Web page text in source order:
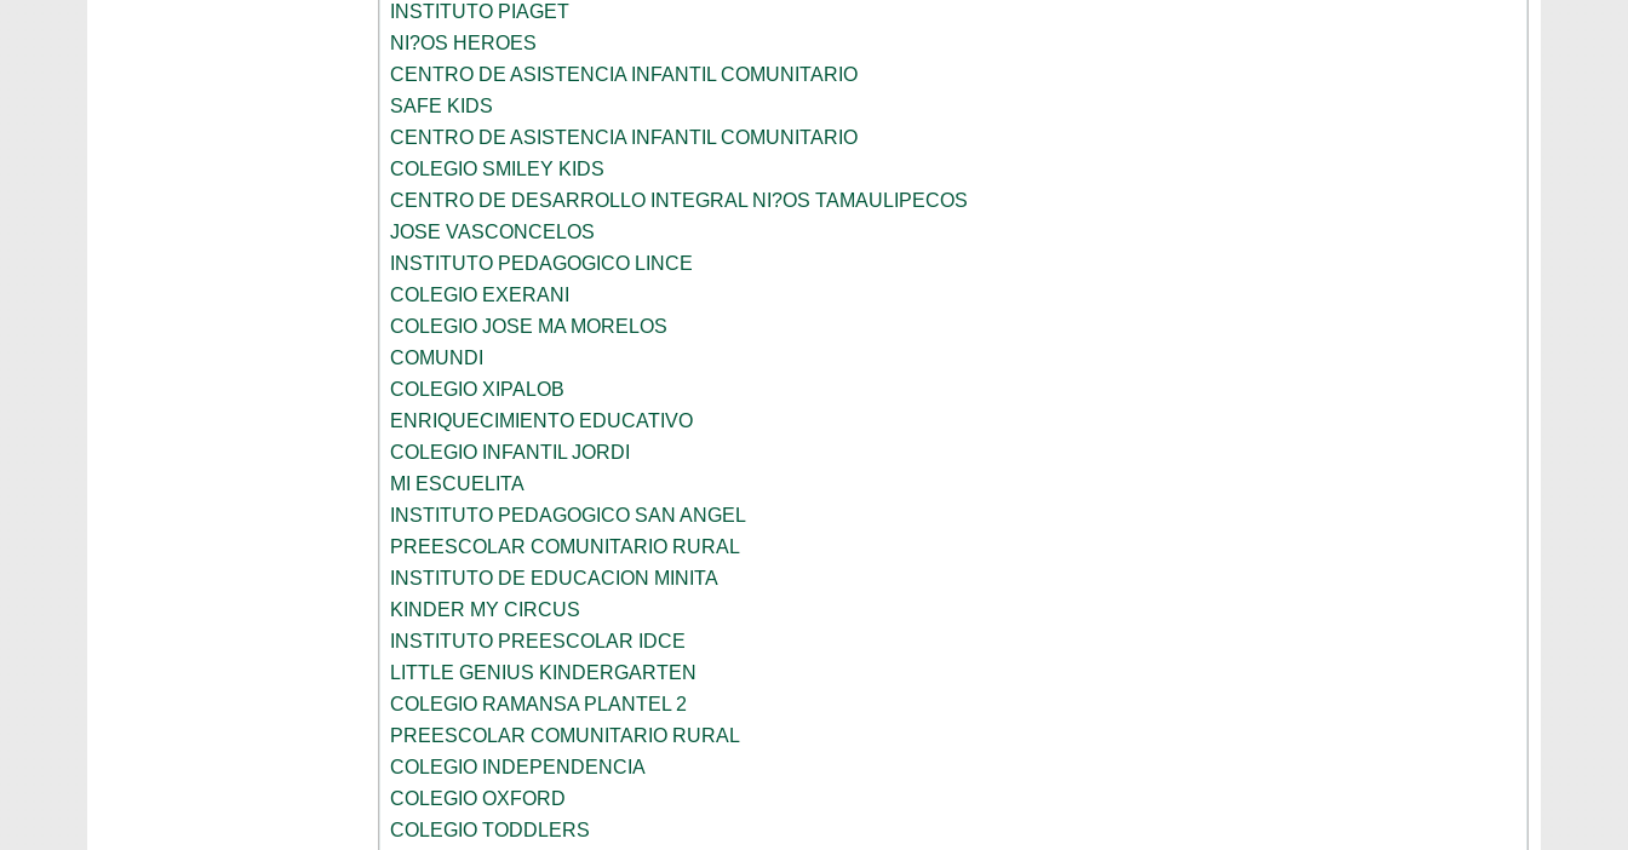
INSTITUTO PIAGET
NI?OS HEROES
CENTRO DE ASISTENCIA INFANTIL COMUNITARIO
SAFE KIDS
CENTRO DE ASISTENCIA INFANTIL COMUNITARIO
COLEGIO SMILEY KIDS
CENTRO DE DESARROLLO INTEGRAL NI?OS TAMAULIPECOS
JOSE VASCONCELOS
INSTITUTO PEDAGOGICO LINCE
COLEGIO EXERANI
COLEGIO JOSE MA MORELOS
COMUNDI
COLEGIO XIPALOB
ENRIQUECIMIENTO EDUCATIVO
COLEGIO INFANTIL JORDI
MI ESCUELITA
INSTITUTO PEDAGOGICO SAN ANGEL
PREESCOLAR COMUNITARIO RURAL
INSTITUTO DE EDUCACION MINITA
KINDER MY CIRCUS
INSTITUTO PREESCOLAR IDCE
LITTLE GENIUS KINDERGARTEN
COLEGIO RAMANSA PLANTEL 2
PREESCOLAR COMUNITARIO RURAL
COLEGIO INDEPENDENCIA
COLEGIO OXFORD
COLEGIO TODDLERS